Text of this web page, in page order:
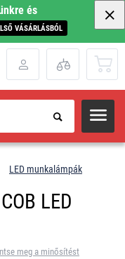
és
VÁSÁRLÁSBÓL
LED munkalámpák
LED
meg a minősítést